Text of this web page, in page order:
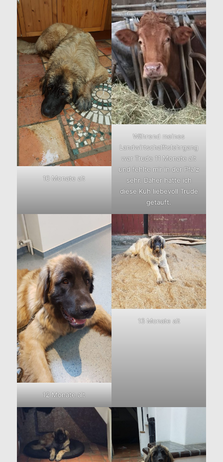
10 Monate alt
Während meines
Landwirtschalftslehrgang
war Trude 11 Monate alt
und fehlte mir in der Pfalz
sehr. Daher hatte ich
diese Kuh liebevoll Trude
getauft.
12 Monate alt
13 Monate alt